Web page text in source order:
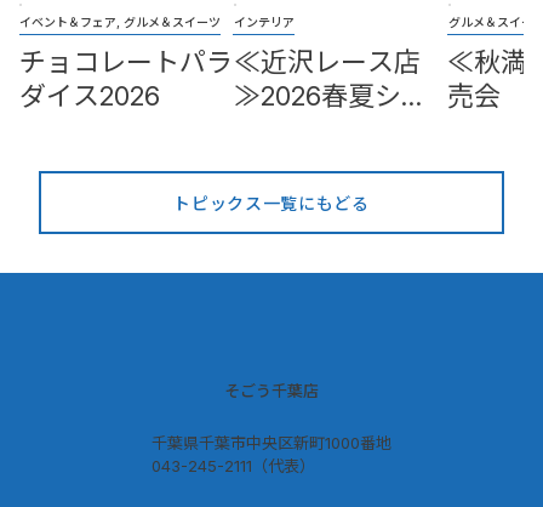
チョコレートパラ
ダイス2026
イベント＆フェア, グルメ＆スイーツ
≪近沢レース店
≫2026春夏シー
チ頒布会
インテリア
≪秋満
売会
グルメ＆スイー
トピックス一覧にもどる
千葉県千葉市中央区新町1000番地
043-245-2111（代表）
そごう千葉店